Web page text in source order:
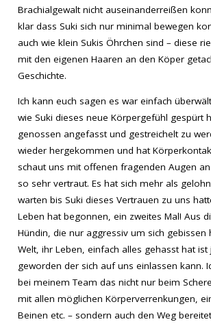
Brachialgewalt nicht auseinanderreißen
klar dass Suki sich nur minimal bewegen
auch wie klein Sukis Öhrchen sind – diese
mit den eigenen Haaren an den Köper
Geschichte.
Ich kann euch sagen es war einfach
wie Suki dieses neue Körpergefühl gespürt
genossen angefasst und gestreichelt zu
wieder hergekommen und hat
schaut uns mit offenen fragenden Augen
so sehr vertraut. Es hat sich mehr als
warten bis Suki dieses Vertrauen zu uns
Leben hat begonnen, ein zweites Mal! Aus
Hündin, die nur aggressiv um sich gebissen
Welt, ihr Leben, einfach alles gehasst hat ist
geworden der sich auf uns einlassen kann.
bei meinem Team das nicht nur beim
mit allen möglichen Körperverrenkungen,
Beinen etc. – sondern auch den Weg